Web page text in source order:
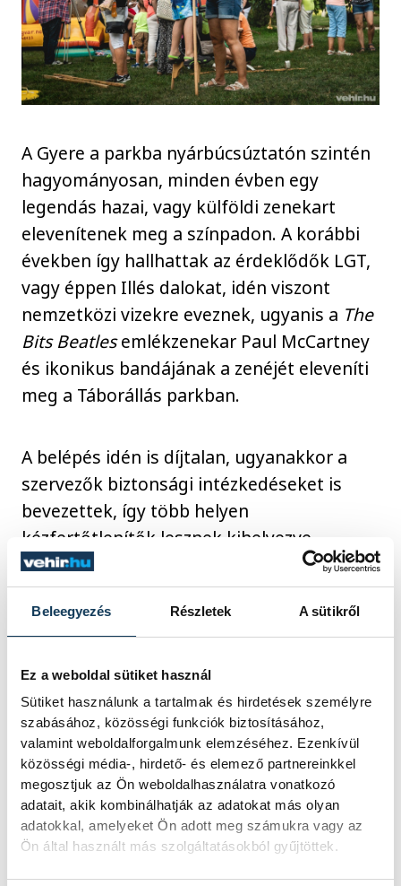
Beleegyezés Részletek A sütikről
Ez a weboldal sütiket használ
Sütiket használunk a tartalmak és hirdetések személyre
szabásához, közösségi funkciók biztosításához,
valamint weboldalforgalmunk elemzéséhez. Ezenkívül
közösségi média-, hirdető- és elemező partnereinkkel
megosztjuk az Ön weboldalhasználatra vonatkozó
adatait, akik kombinálhatják az adatokat más olyan
adatokkal, amelyeket Ön adott meg számukra vagy az
Ön által használt más szolgáltatásokból gyűjtöttek.
A Gyere a parkba nyárbúcsúztatón szintén
hagyományosan, minden évben egy
legendás hazai, vagy külföldi zenekart
elevenítenek meg a színpadon. A korábbi
években így hallhattak az érdeklődők LGT,
vagy éppen Illés dalokat, idén viszont
nemzetközi vizekre eveznek, ugyanis a The
Bits Beatlesemlékzenekar Paul McCartney
és ikonikus bandájának a zenéjét eleveníti
meg a Táborállás parkban.
A belépés idén is díjtalan, ugyanakkor a
szervezők biztonsági intézkedéseket is
bevezettek, így több helyen
kézfertőtlenítők lesznek kihelyezve,
valamint kérik az érdeklődőket, hogy aki a
koronavírus legkisebb tünetét is
tapasztalja magán, az semmiképp se jöjjön
emberek közé egymás biztonsága
érdekében.
kultúra Haszkovó
Agóra
Gyere a parkba